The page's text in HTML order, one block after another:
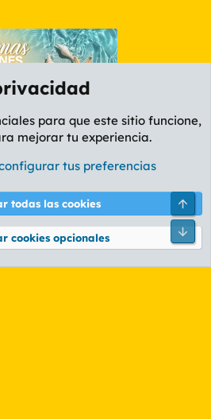
AMARILLO
Política de privacidad Ayuda
® © 2010-2026 XenForo Ltd.
para que este sitio funcione,
mejorar tu experiencia.
tus preferencias
todas las cookies
cookies opcionales
Pie